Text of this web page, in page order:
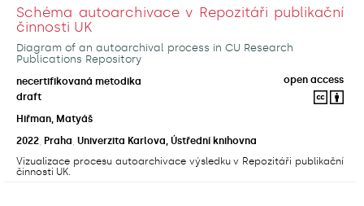
Schéma autoarchivace v Repozitáři publikační
činnosti UK
Diagram of an autoarchival process in CU Research
Publications Repository
necertifikovaná metodika
open access
draft
Hiřman, Matyáš
2022 Praha Univerzita Karlova, Ústřední knihovna
Vizualizace procesu autoarchivace výsledku v Repozitáři publikační
činnosti UK.